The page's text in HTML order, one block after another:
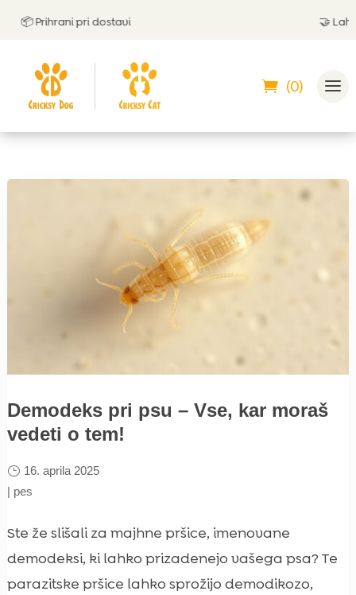
📦 Prihrani pri dostavi Lahko
(0)
Demodeks pri psu – Vse, kar moraš
vedeti o tem!
16. aprila 2025
| pes
Ste že slišali za majhne pršice, imenovane
demodeksi, ki lahko prizadenejo vašega psa? Te
parazitske pršice lahko sprožijo demodikozo,